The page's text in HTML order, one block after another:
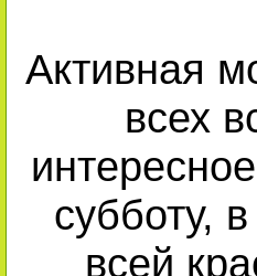
Активная
всех
субботу,
всей